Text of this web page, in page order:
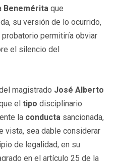
Benemérita que
su versión de lo ocurrido,
permitiría obviar
el silencio del
magistrado José Alberto
el tipo disciplinario
la conducta sancionada,
vista, sea dable considerar
de legalidad, en su
en el artículo 25 de la